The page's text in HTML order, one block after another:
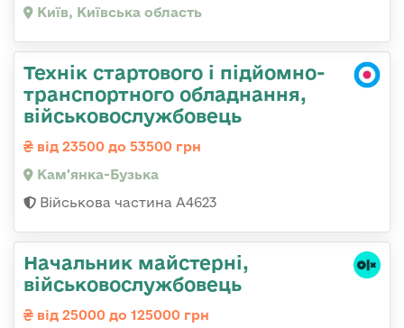
Київ, Київська область
Технік стартового і підйомно-
транспортного обладнання,
військовослужбовець
від 23500 до 53500 грн
Кам'янка-Бузька
Військова частина А4623
Начальник майстерні,
військовослужбовець
від 25000 до 125000 грн